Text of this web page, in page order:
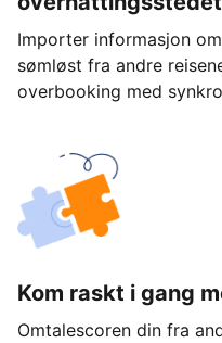
Importer informasjon
sømløst fra andre
overbooking med
Kom raskt i gang
Omtalescoren din fra